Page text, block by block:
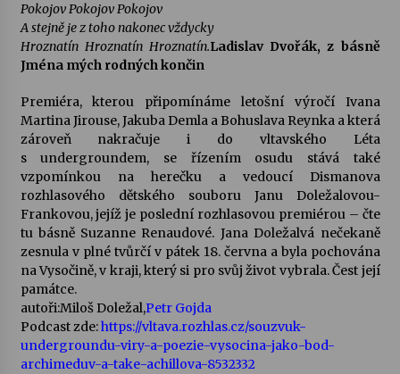
Pokojov Pokojov Pokojov
A stejně je z toho nakonec vždycky
Hroznatín Hroznatín Hroznatín.Ladislav Dvořák, z básně
Jména mých rodných končin
Premiéra, kterou připomínáme letošní výročí Ivana
Martina Jirouse, Jakuba Demla a Bohuslava Reynka a která
zároveň nakračuje i do vltavského Léta
s undergroundem, se řízením osudu stává také
vzpomínkou na herečku a vedoucí Dismanova
rozhlasového dětského souboru Janu Doležalovou-
Frankovou, jejíž je poslední rozhlasovou premiérou – čte
tu básně Suzanne Renaudové. Jana Doležalvá nečekaně
zesnula v plné tvůrčí v pátek 18. června a byla pochována
na Vysočině, v kraji, který si pro svůj život vybrala. Čest její
památce.
autoři:Miloš Doležal,Petr Gojda
Podcast zde:https://vltava.rozhlas.cz/souzvuk-
undergroundu-viry-a-poezie-vysocina-jako-bod-
archimeduv-a-take-achillova-8532332